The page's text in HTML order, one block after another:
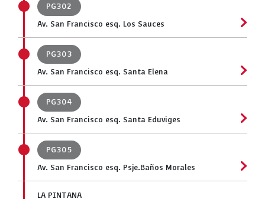
PG302
Av. San Francisco esq. Los Sauces
PG303
Av. San Francisco esq. Santa Elena
PG304
Av. San Francisco esq. Santa Eduviges
PG305
Av. San Francisco esq. Psje.Baños Morales
LA PINTANA